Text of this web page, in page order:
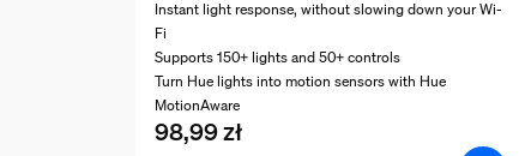
Instant light response, without slowing down your Wi-
Fi
Supports 150+ lights and 50+ controls
Turn Hue lights into motion sensors with Hue
MotionAware
98,99 zł